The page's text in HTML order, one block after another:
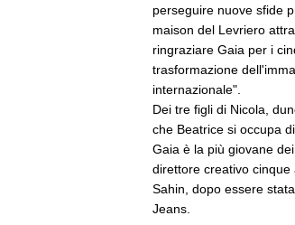
perseguire nuove sfide
maison del Levriero
ringraziare Gaia per i
trasformazione
internazionale".
Dei tre figli di Nicola,
che Beatrice si occupa
Gaia è la più giovane
direttore creativo
Sahin, dopo essere
Jeans.